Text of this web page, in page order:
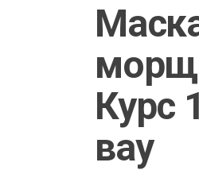
Курс
вау